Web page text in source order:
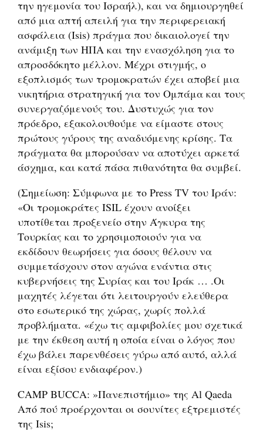
την ηγεμονία του Ισραήλ), και να δημιουργηθεί
από μια απτή απειλή για την περιφερειακή
ασφάλεια (Isis) πράγμα που δικαιολογεί την
ανάμιξη των ΗΠΑ και την ενασχόληση για το
απροσδόκητο μέλλον. Μέχρι στιγμής, ο
εξοπλισμός των τρομοκρατών έχει αποβεί μια
νικητήρια στρατηγική για τον Ομπάμα και τους
συνεργαζόμενούς του. Δυστυχώς για τον
πρόεδρο, εξακολουθούμε να είμαστε στους
πρώτους γύρους της αναδυόμενης κρίσης. Τα
πράγματα θα μπορούσαν να αποτύχει αρκετά
άσχημα, και κατά πάσα πιθανότητα θα συμβεί.
(Σημείωση: Σύμφωνα με το Press TV του Ιράν:
«Οι τρομοκράτες ISIL έχουν ανοίξει
υποτίθεται προξενείο στην Άγκυρα της
Τουρκίας και το χρησιμοποιούν για να
εκδίδουν θεωρήσεις για όσους θέλουν να
συμμετάσχουν στον αγώνα ενάντια στις
κυβερνήσεις της Συρίας και του Ιράκ … .Οι
μαχητές λέγεται ότι λειτουργούν ελεύθερα
στο εσωτερικό της χώρας, χωρίς πολλά
προβλήματα. «έχω τις αμφιβολίες μου σχετικά
με την έκθεση αυτή η οποία είναι ο λόγος που
έχω βάλει παρενθέσεις γύρω από αυτό, αλλά
είναι εξίσου ενδιαφέρον.)
CAMP BUCCA: »Πανεπιστήμιο» της Al Qaeda
Aπό πού προέρχονται οι σουνίτες εξτρεμιστές
της Isis;